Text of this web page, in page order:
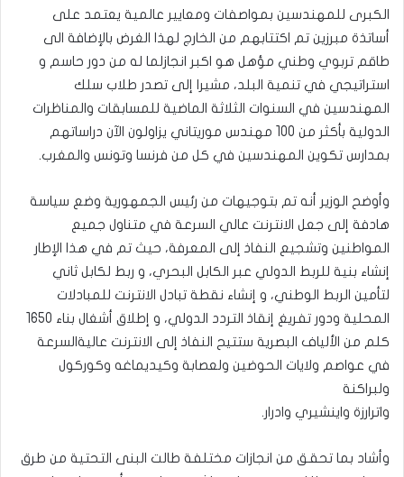
الكبرى للمهندسين بمواصفات ومعايير عالمية يعتمد على
أساتذة مبرزين تم اكتتابهم من الخارج لهذا الغرض بالإضافة الى
طاقم تربوي وطني مؤهل هو اكبر انجازلما له من دور حاسم و
استراتيجي في تنمية البلد، مشيرا إلى تصدر طلاب سلك
المهندسين في السنوات الثلاثة الماضية للمسابقات والمناظرات
الدولية بأكثر من 100 مهندس موريتاني يزاولون الآن دراساتهم
بمدارس تكوين المهندسين في كل من فرنسا وتونس والمغرب.
وأوضح الوزير أنه تم بتوجيهات من رئيس الجمهورية وضع سياسة
هادفة إلى جعل الانترنت عالي السرعة في متناول جميع
المواطنين وتشجيع النفاذ إلى المعرفة، حيث تم في هذا الإطار
إنشاء بنية للربط الدولي عبر الكابل البحري، و ربط لكابل ثاني
لتأمين الربط الوطني، و إنشاء نقطة تبادل الانترنت للمبادلات
المحلية ودور تفريغ إنقاذ التردد الدولي، و إطلاق أشغال بناء 1650
كلم من الألياف البصرية ستتيح النفاذ إلى الانترنت عاليةالسرعة
في عواصم ولايات الحوضين ولعصابة وكيديماغه وكوركول
ولبراكنة
واترارزة واينشيري وادرار.
وأشاد بما تحقق من انجازات مختلفة طالت البنى التحتية من طرق